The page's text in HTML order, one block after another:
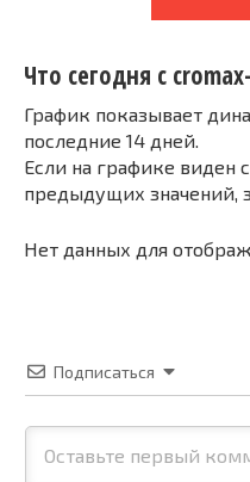
Что сегодня с
График показывает
последние 14 дней.
Если на графике виден
предыдущих значений,
Нет данных для
Подписаться